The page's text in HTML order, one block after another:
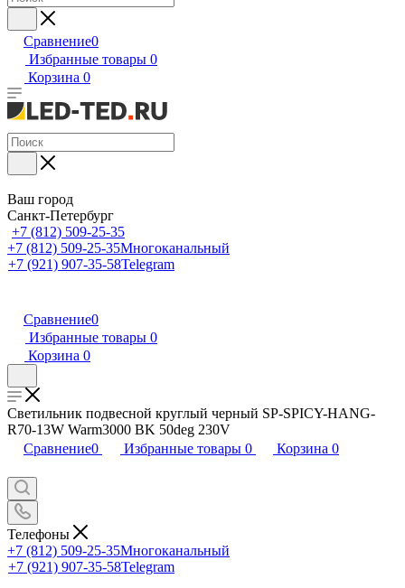
Сравнение0
Избранные товары 0
Корзина 0
Ваш город
Санкт-Петербург
+7 (812) 509-25-35
+7 (812) 509-25-35Многоканальный
+7 (921) 907-35-58Telegram
Сравнение0
Избранные товары 0
Корзина 0
Светильник подвесной круглый черный SP-SPICY-HANG-
R70-13W Warm3000 BK 50deg 230V
Сравнение0 Избранные товары 0 Корзина 0
Телефоны
+7 (812) 509-25-35Многоканальный
+7 (921) 907-35-58Telegram